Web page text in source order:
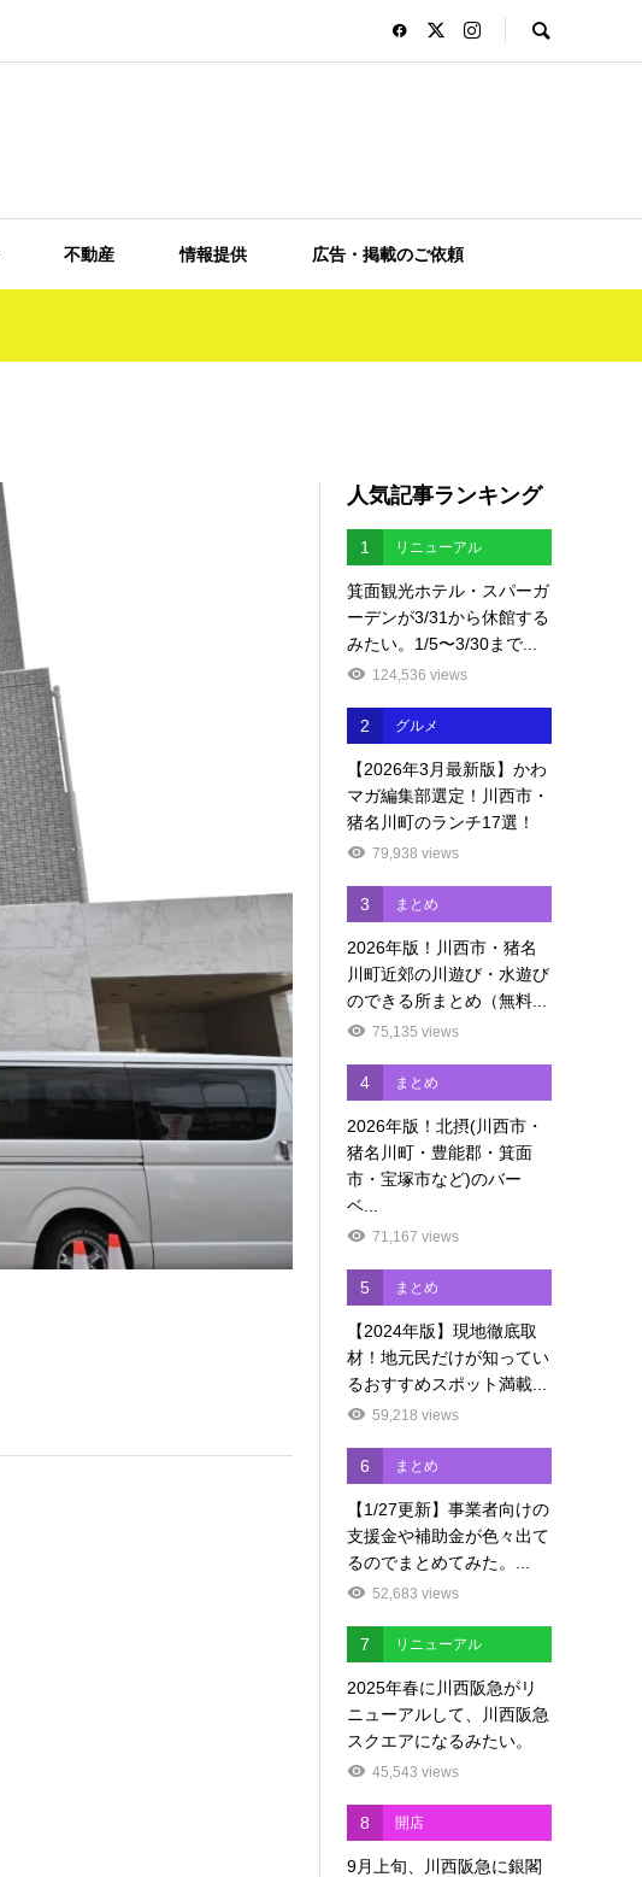
不動産 情報提供 広告・掲載のご依頼
人気記事ランキング
1 リニューアル
箕面観光ホテル・スパーガ
ーデンが3/31から休館する
みたい。1/5〜3/30まで...
124,536 views
2 グルメ
【2026年3月最新版】かわ
マガ編集部選定！川西市・
猪名川町のランチ17選！
79,938 views
3 まとめ
2026年版！川西市・猪名
川町近郊の川遊び・水遊び
のできる所まとめ（無料...
75,135 views
4 まとめ
2026年版！北摂(川西市・
猪名川町・豊能郡・箕面
市・宝塚市など)のバー
ベ...
71,167 views
5 まとめ
【2024年版】現地徹底取
材！地元民だけが知ってい
るおすすめスポット満載...
59,218 views
6 まとめ
【1/27更新】事業者向けの
支援金や補助金が色々出て
るのでまとめてみた。...
52,683 views
7 リニューアル
2025年春に川西阪急がリ
ニューアルして、川西阪急
スクエアになるみたい。
45,543 views
8 開店
9月上旬、川西阪急に銀閣